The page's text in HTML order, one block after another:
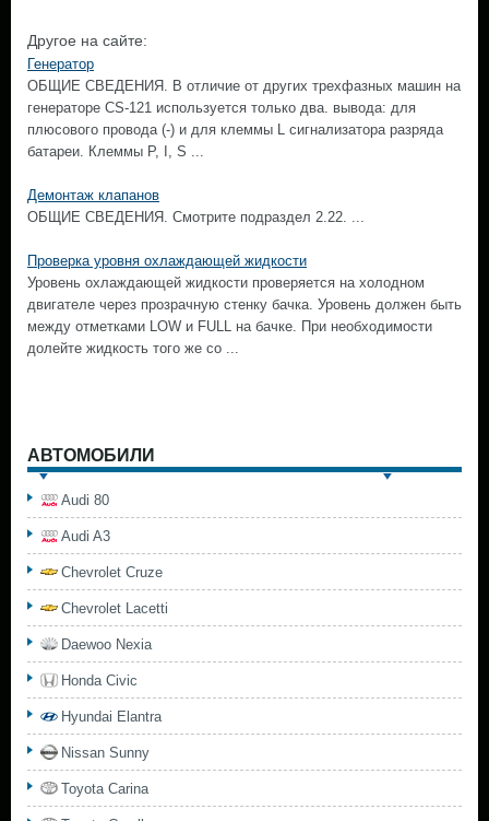
Другое на сайте:
Генератор
ОБЩИЕ СВЕДЕНИЯ. В отличие от других трехфазных машин на
генераторе CS-121 используется только два. вывода: для
плюсового провода (-) и для клеммы L сигнализатора разряда
батареи. Клеммы Р, I, S ...
Демонтаж клапанов
ОБЩИЕ СВЕДЕНИЯ. Смотрите подраздел 2.22. ...
Проверка уровня охлаждающей жидкости
Уровень охлаждающей жидкости проверяется на холодном
двигателе через прозрачную стенку бачка. Уровень должен быть
между отметками LOW и FULL на бачке. При необходимости
долейте жидкость того же со ...
АВТОМОБИЛИ
Audi 80
Audi A3
Chevrolet Cruze
Chevrolet Lacetti
Daewoo Nexia
Honda Civic
Hyundai Elantra
Nissan Sunny
Toyota Carina